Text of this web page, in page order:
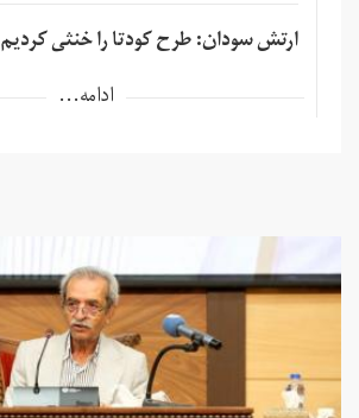
ارتش سودان: طرح کودتا را خنثی کردیم
ادامه...